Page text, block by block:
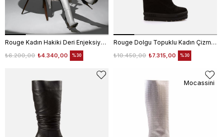
Rouge Kadın Hakiki Deri Enjeksiyon Kösele Taban Siyah - Beyaz Günlük Çizme
₺4.340,00
₺6.200,00 %30
Rouge Dolgu Topuklu Kadın Çizme 6201-1
₺7.315,00
₺10.450,00 %30
Mocassini